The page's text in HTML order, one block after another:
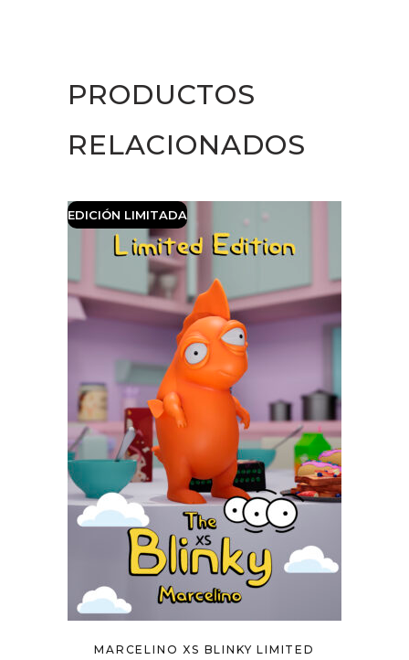
PRODUCTOS
RELACIONADOS
EDICIÓN LIMITADA
MARCELINO XS BLINKY LIMITED